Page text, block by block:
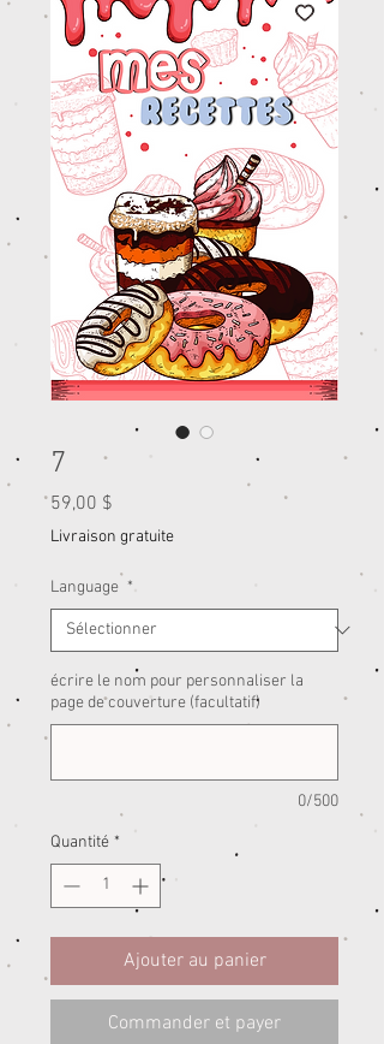
7
59,00 $
Livraison gratuite
Language *
écrire le nom pour personnaliser la
page de couverture (facultatif)
0/500
Quantité *
Ajouter au panier
Commander et payer